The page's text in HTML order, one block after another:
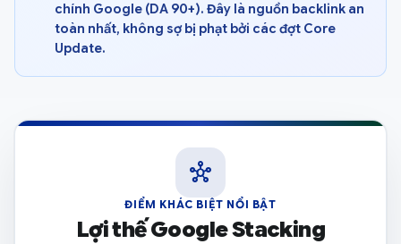
chính Google (DA 90+). Đây là nguồn backlink an
toàn nhất, không sợ bị phạt bởi các đợt Core
Update.
hub
ĐIỂM KHÁC BIỆT NỔI BẬT
Lợi thế Google Stacking